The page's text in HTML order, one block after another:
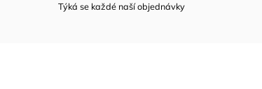
Týká se každé naší objednávky